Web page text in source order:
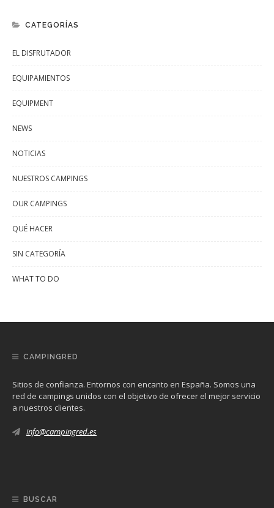
CATEGORÍAS
EL DISFRUTADOR
EQUIPAMIENTOS
EQUIPMENT
NEWS
NOTICIAS
NUESTROS CAMPINGS
OUR CAMPINGS
QUÉ HACER
SIN CATEGORÍA
WHAT TO DO
CAMPINGRED
Sitios de confianza. Entornos con encanto en España. Somos una
red de campings unidos con el objetivo de ofrecer el mejor servicio
a nuestros clientes.
info@campingred.es
BUSCAR